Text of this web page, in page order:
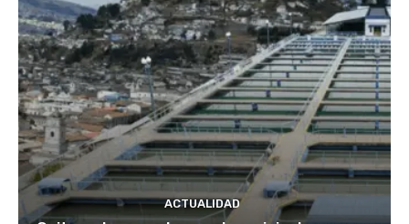
ACTUALIDAD